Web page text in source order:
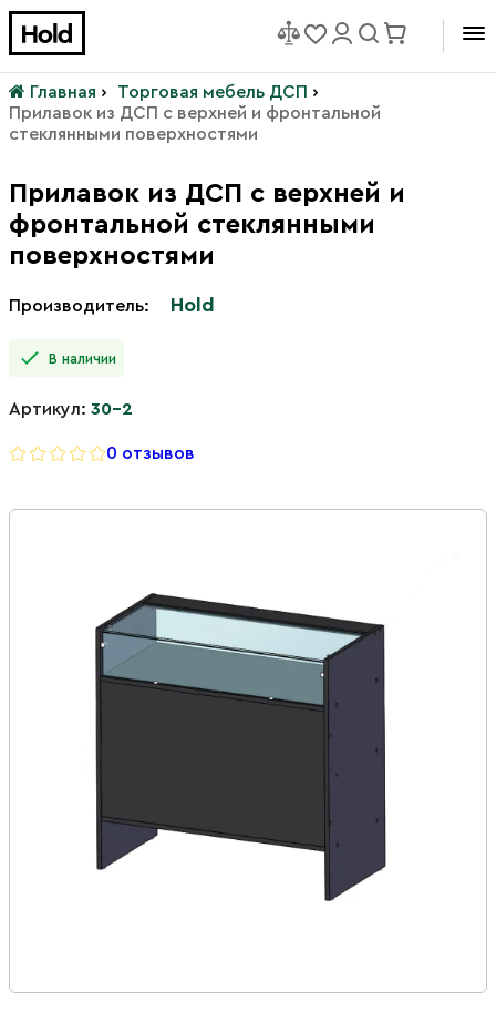
Главная › Торговая мебель ДСП ›
Прилавок из ДСП с верхней и фронтальной
стеклянными поверхностями
Прилавок из ДСП с верхней и
фронтальной стеклянными
поверхностями
Производитель: Hold
В наличии
Артикул: 30-2
0 отзывов